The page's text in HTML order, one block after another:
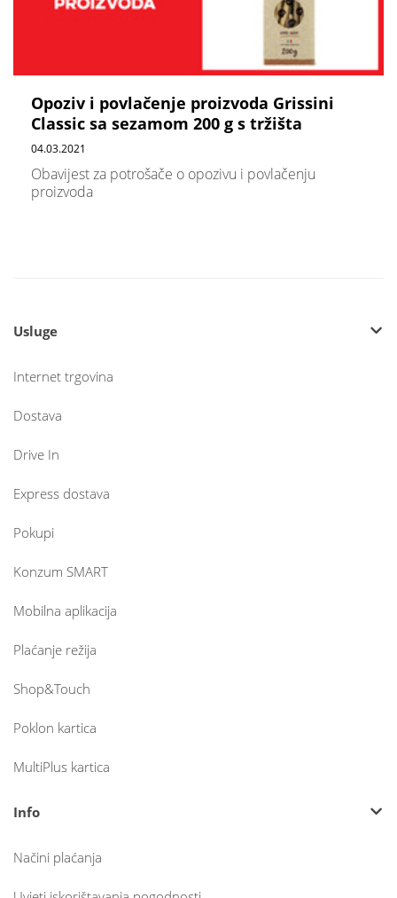
Opoziv i povlačenje proizvoda Grissini
Classic sa sezamom 200 g s tržišta
04.03.2021
Obavijest za potrošače o opozivu i povlačenju
proizvoda
Usluge
Internet trgovina
Dostava
Drive In
Express dostava
Pokupi
Konzum SMART
Mobilna aplikacija
Plaćanje režija
Shop&Touch
Poklon kartica
MultiPlus kartica
Info
Načini plaćanja